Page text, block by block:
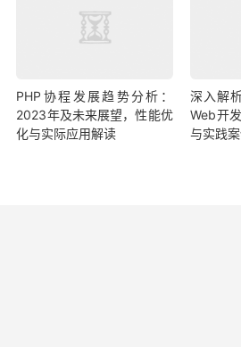
PHP协程发展趋势分析：
2023年及未来展望，性能优
化与实际应用解读
深入解
Web开
与实践